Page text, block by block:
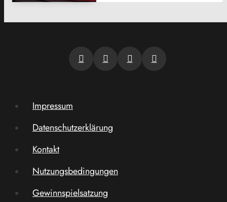
Impressum
Datenschutzerklärung
Kontakt
Nutzungsbedingungen
Gewinnspielsatzung